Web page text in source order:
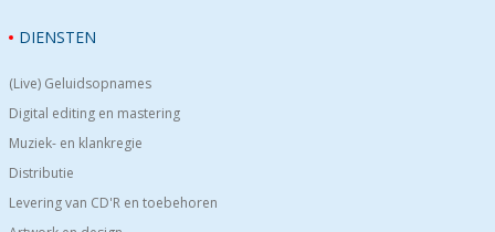
DIENSTEN
(Live) Geluidsopnames
Digital editing en mastering
Muziek- en klankregie
Distributie
Levering van CD'R en toebehoren